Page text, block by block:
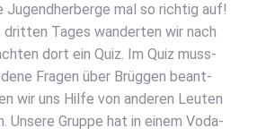
Jugend­her­ber­ge mal so rich­tig auf!
drit­ten Tages wan­der­ten wir nach
dort ein Quiz. Im Quiz muss­
Fra­gen über Brüg­gen beant­
wir uns Hil­fe von ande­ren Leu­ten
Unse­re Grup­pe hat in einem Voda­